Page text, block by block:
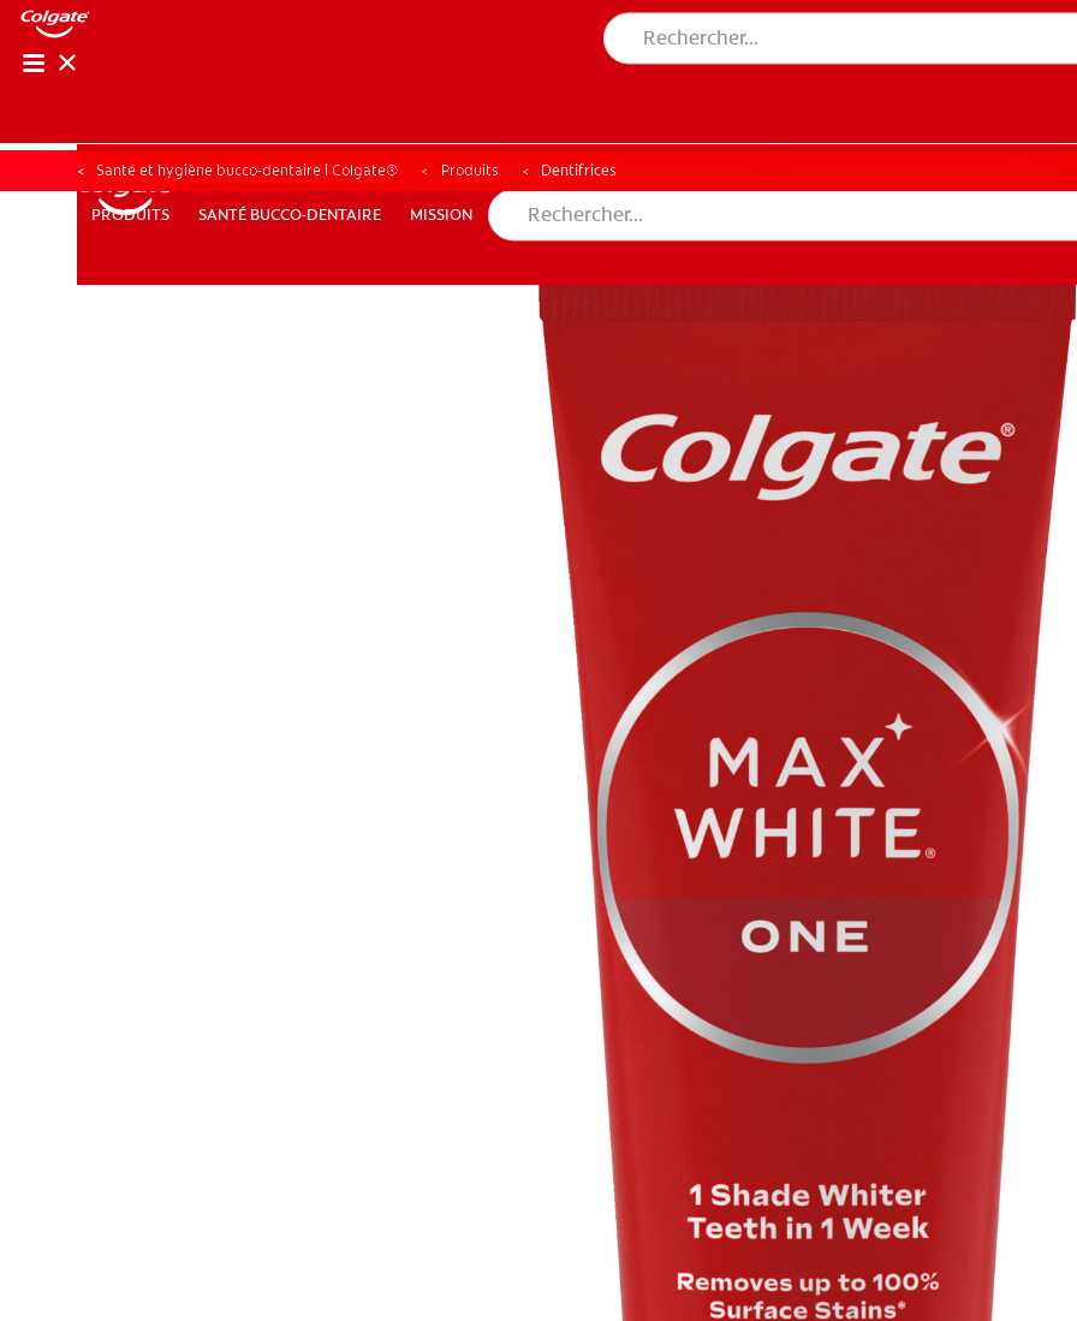
PRODUITS SANTÉ BUCCO-DENTAIRE MISSION
PRODUITS SANTÉ BUCCO-DENTAIRE MISSION
BILAN DE SANTÉ BUCCO-DENTAIRE
Santé et hygiène bucco-dentaire | Colgate® Produits Dentifrices